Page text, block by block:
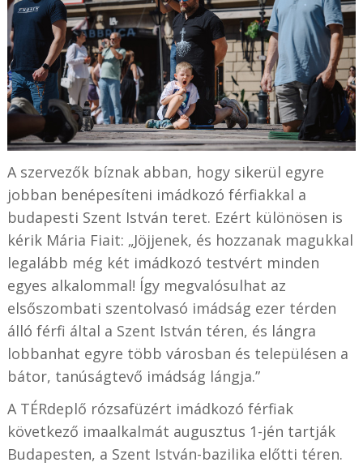
A szervezők bíznak abban, hogy sikerül egyre
jobban benépesíteni imádkozó férfiakkal a
budapesti Szent István teret. Ezért különösen is
kérik Mária Fiait: „Jöjjenek, és hozzanak magukkal
legalább még két imádkozó testvért minden
egyes alkalommal! Így megvalósulhat az
elsőszombati szentolvasó imádság ezer térden
álló férfi által a Szent István téren, és lángra
lobbanhat egyre több városban és településen a
bátor, tanúságtevő imádság lángja.”
A TÉRdeplő rózsafüzért imádkozó férfiak
következő imaalkalmát augusztus 1-jén tartják
Budapesten, a Szent István-bazilika előtti téren.